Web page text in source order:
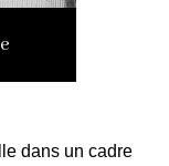
dans un cadre